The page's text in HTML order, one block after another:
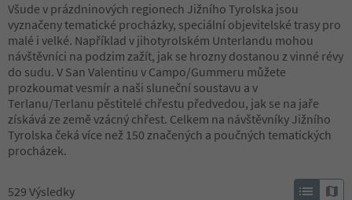
Všude v prázdninových regionech Jižního Tyrolska jsou
vyznačeny tematické procházky, speciální objevitelské trasy pro
malé i velké. Například v jihotyrolském Unterlandu mohou
návštěvníci na podzim zažít, jak se hrozny dostanou z vinné révy
do sudu. V San Valentinu v Campo/Gummeru můžete
prozkoumat vesmír a naši sluneční soustavu a v
Terlanu/Terlanu pěstitelé chřestu předvedou, jak se na jaře
získává ze země vzácný chřest. Celkem na návštěvníky Jižního
Tyrolska čeká více než 150 značených a poučných tematických
procházek.
529 Výsledky